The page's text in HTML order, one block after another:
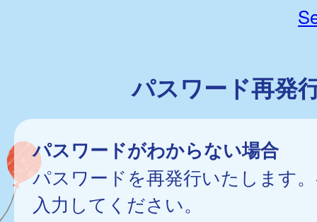
パスワード再発
パスワードがわからない場合
パスワードを再発行いたします
入力してください。